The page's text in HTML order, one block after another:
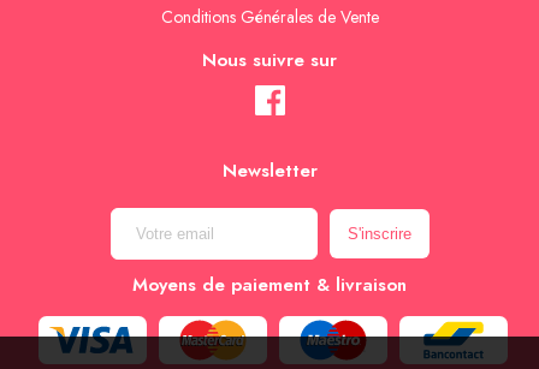
Conditions Générales de Vente
Nous suivre sur
Newsletter
Moyens de paiement & livraison